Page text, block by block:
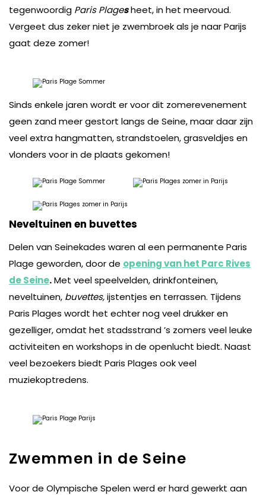
tegenwoordig Paris Plagesheet, in het meervoud.
Vergeet dus zeker niet je zwembroek als je naar Parijs
gaat deze zomer!
Sinds enkele jaren wordt er voor dit zomerevenement
geen zand meer gestort langs de Seine, maar daar zijn
veel extra hangmatten, strandstoelen, grasveldjes en
vlonders voor in de plaats gekomen!
Neveltuinen en buvettes
Delen van Seinekades waren al een permanente Paris
Plage geworden, door de opening van het Parc Rives
de Seine.Met veel speelvelden, drinkfonteinen,
neveltuinen, buvettes,ijstentjes en terrassen. Tijdens
Paris Plages wordt het echter nog veel drukker en
gezelliger, omdat het stadsstrand ’s zomers veel leuke
activiteiten en workshops in de openlucht biedt. Naast
veel bezoekers biedt Paris Plages ook veel
muziekoptredens.
Zwemmen in de Seine
Voor de Olympische Spelen werd er hard gewerkt aan